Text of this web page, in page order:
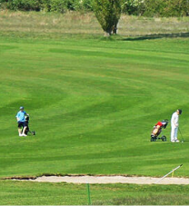
Runden